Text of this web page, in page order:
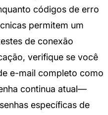
códigos de erro
permitem um
de conexão
verifique se você
e-mail completo como
continua atual—
específicas de